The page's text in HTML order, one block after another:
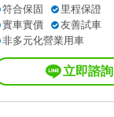
符合保固
里程保證
實車實價
友善試車
非多元化營業用車
立即諮詢